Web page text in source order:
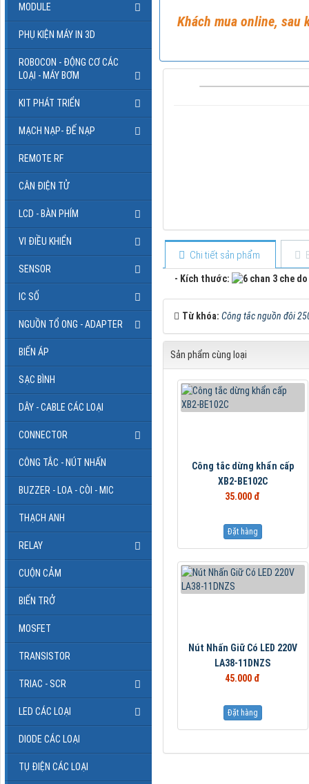
Khách mua online, sau
Chi tiết sản phẩm
- Kích thước:
Từ khóa: Công tắc nguồn đôi
Sản phẩm cùng loại
Công tắc dừng khẩn cấp
XB2-BE102C
35.000 đ
Đặt hàng
Nút Nhấn Giữ Có LED 220V
LA38-11DNZS
45.000 đ
Đặt hàng
MODULE
PHỤ KIỆN MÁY IN 3D
ROBOCON - ĐỘNG CƠ CÁC
LOẠI - MÁY BƠM
KIT PHÁT TRIỂN
MẠCH NẠP- ĐẾ NẠP
REMOTE RF
CÂN ĐIỆN TỬ
LCD - BÀN PHÍM
VI ĐIỀU KHIỂN
SENSOR
IC SỐ
NGUỒN TỔ ONG - ADAPTER
BIẾN ÁP
SẠC BÌNH
DÂY - CABLE CÁC LOẠI
CONNECTOR
CÔNG TẮC - NÚT NHẤN
BUZZER - LOA - CÒI - MIC
THẠCH ANH
RELAY
CUỘN CẢM
BIẾN TRỞ
MOSFET
TRANSISTOR
TRIAC - SCR
LED CÁC LOẠI
DIODE CÁC LOẠI
TỤ ĐIỆN CÁC LOẠI